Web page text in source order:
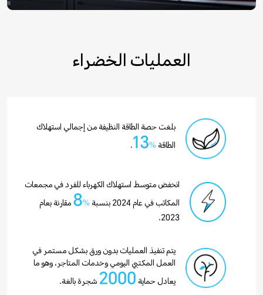
العمليات الخضراء
بلغت حصة الطاقة النظيفة من إجمالي استهلاك
الطاقة
13%
.
انخفض متوسط استهلاك الكهرباء للفرد في مجمعات
المكاتب في عام 2024 بنسبة
8%
مقارنة بعام
2023.
يتم تنفيذ العمليات بدون ورق بشكل مستمر في
العمل المكتبي اليومي وخدمات المتاجر، وهو ما
يعادل حماية 2000شجرة بالغة.